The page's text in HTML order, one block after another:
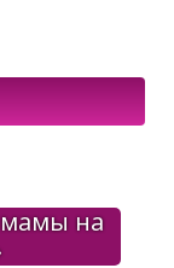
мамы на